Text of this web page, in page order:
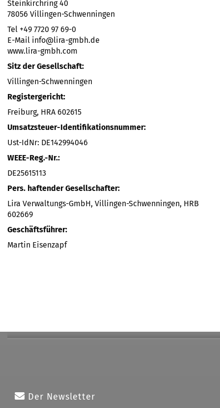
Steinkirchring 40
78056 Villingen-Schwenningen
Tel +49 7720 97 69-0
E-Mail info@lira-gmbh.de
www.lira-gmbh.com
Sitz der Gesellschaft:
Villingen-Schwenningen
Registergericht:
Freiburg, HRA 602615
Umsatzsteuer-Identifikationsnummer:
Ust-IdNr: DE142994046
WEEE-Reg.-Nr.:
DE25615113
Pers. haftender Gesellschafter:
Lira Verwaltungs-GmbH, Villingen-Schwenningen, HRB
602669
Geschäftsführer:
Martin Eisenzapf
Der Newsletter